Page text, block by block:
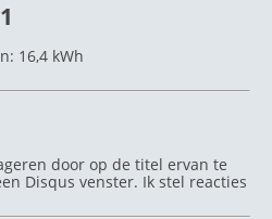
16,4 kWh
door op de titel ervan te
Disqus venster. Ik stel reacties